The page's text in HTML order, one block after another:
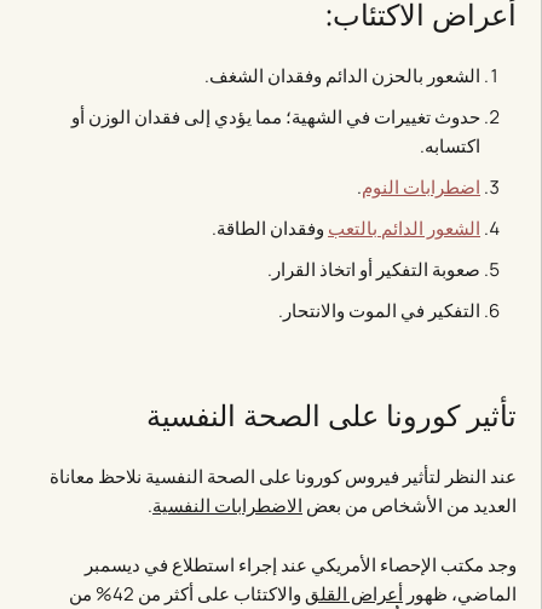
أعراض الاكتئاب:
الشعور بالحزن الدائم وفقدان الشغف.
حدوث تغييرات في الشهية؛ مما يؤدي إلى فقدان الوزن أو
اكتسابه.
اضطرابات النوم.
الشعور الدائم بالتعب وفقدان الطاقة.
صعوبة التفكير أو اتخاذ القرار.
التفكير في الموت والانتحار.
تأثير كورونا على الصحة النفسية
عند النظر لتأثير فيروس كورونا على الصحة النفسية نلاحظ معاناة
العديد من الأشخاص من بعض الاضطرابات النفسية.
وجد مكتب الإحصاء الأمريكي عند إجراء استطلاع في ديسمبر
الماضي، ظهور أعراض القلق
والاكتئاب على أكثر من 42% من